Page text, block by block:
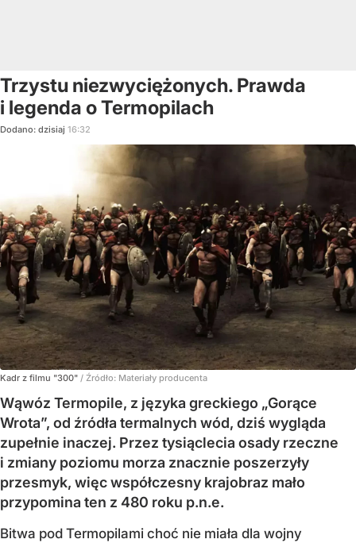
Trzystu niezwyciężonych. Prawda
i legenda o Termopilach
Dodano: dzisiaj 16:32
Kadr z filmu "300" / Źródło: Materiały producenta
Wąwóz Termopile, z języka greckiego „Gorące
Wrota”, od źródła termalnych wód, dziś wygląda
zupełnie inaczej. Przez tysiąclecia osady rzeczne
i zmiany poziomu morza znacznie poszerzyły
przesmyk, więc współczesny krajobraz mało
przypomina ten z 480 roku p.n.e.
Bitwa pod Termopilami choć nie miała dla wojny